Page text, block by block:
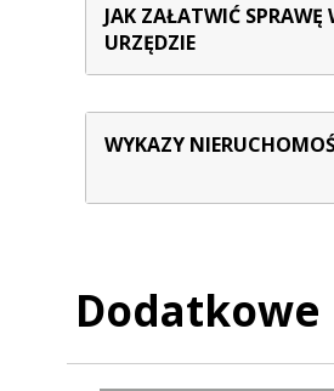
JAK ZAŁATWIĆ SPRAWĘ
URZĘDZIE
WYKAZY